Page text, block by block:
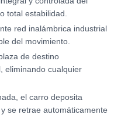
total estabilidad.
red inalámbrica industrial
del movimiento.
de destino
eliminando cualquier
el carro deposita
se retrae automáticamente